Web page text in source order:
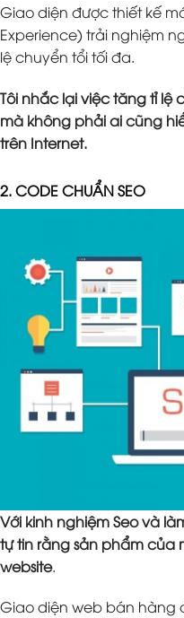
Giao diện được thiết kế
Experience) trải nghiệm
lệ chuyển tổi tối đa.
Tôi nhắc lại việc tăng tỉ lệ
mà không phải ai cũng
trên Internet.
2. CODE CHUẨN SEO
Với kinh nghiệm Seo và
tự tin rằng sản phẩm của
website.
Giao diện web bán hàng